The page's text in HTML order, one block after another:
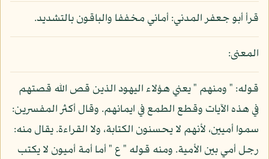
قرأ أبو جعفر المدني: أماني مخففا والباقون بالتشديد.
المعنى:
قوله: " ومنهم " يعني هؤلاء اليهود الذين قص الله قصتهم
في هذه الآيات وقطع الطمع في ايمانهم. وقال أكثر المفسرين:
سموا أميين، لأنهم لا يحسنون الكتابة، ولا القراءة. يقال منه:
رجل أمي بين الأمية. ومنه قوله " ع " أما أمة أميون لا يكتب